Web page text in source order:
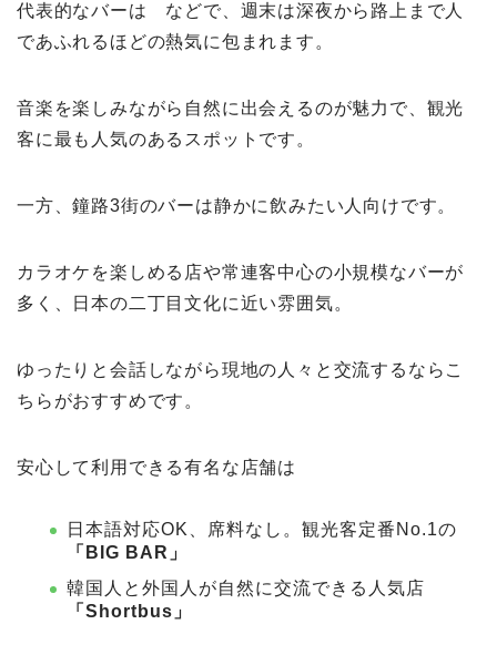
代表的なバーは などで、週末は深夜から路上まで人
であふれるほどの熱気に包まれます。
音楽を楽しみながら自然に出会えるのが魅力で、観光
客に最も人気のあるスポットです。
一方、鐘路3街のバーは静かに飲みたい人向けです。
カラオケを楽しめる店や常連客中心の小規模なバーが
多く、日本の二丁目文化に近い雰囲気。
ゆったりと会話しながら現地の人々と交流するならこ
ちらがおすすめです。
安心して利用できる有名な店舗は
日本語対応OK、席料なし。観光客定番No.1の
「BIG BAR」
韓国人と外国人が自然に交流できる人気店
「Shortbus」